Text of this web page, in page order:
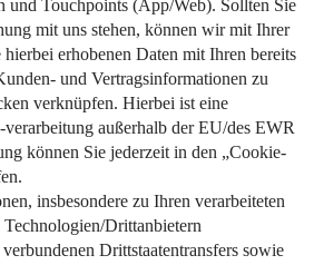
Nutzungsbedingungen
AGB Über uns Bildquellen
Widerrufsformular